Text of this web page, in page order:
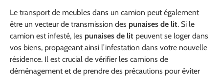
Le transport de meubles dans un camion peut également
être un vecteur de transmission des punaises de lit. Si le
camion est infesté, les punaises de lit peuvent se loger dans
vos biens, propageant ainsi l’infestation dans votre nouvelle
résidence. Il est crucial de vérifier les camions de
déménagement et de prendre des précautions pour éviter